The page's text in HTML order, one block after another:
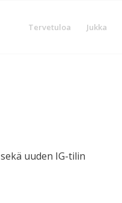
Tervetuloa Jukka
sekä uuden IG-tilin